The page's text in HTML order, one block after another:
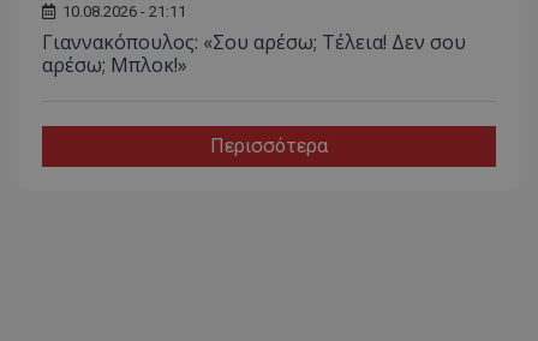
10.08.2026 - 21:11
Γιαννακόπουλος: «Σου αρέσω; Τέλεια! Δεν σου
αρέσω; Μπλοκ!»
Περισσότερα